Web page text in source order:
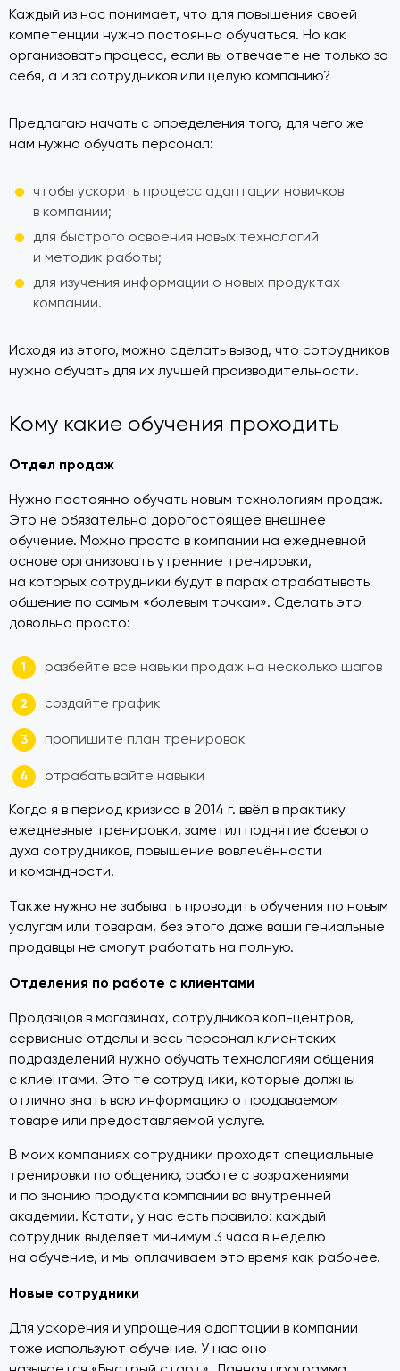
Каждый из нас понимает, что для повышения своей
компетенции нужно постоянно обучаться. Но как
организовать процесс, если вы отвечаете не только за
себя, а и за сотрудников или целую компанию?
Предлагаю начать с определения того, для чего же
нам нужно обучать персонал:
чтобы ускорить процесс адаптации новичков
в компании;
для быстрого освоения новых технологий
и методик работы;
для изучения информации о новых продуктах
компании.
Исходя из этого, можно сделать вывод, что сотрудников
нужно обучать для их лучшей производительности.
Кому какие обучения проходить
Отдел продаж
Нужно постоянно обучать новым технологиям продаж.
Это не обязательно дорогостоящее внешнее
обучение. Можно просто в компании на ежедневной
основе организовать утренние тренировки,
на которых сотрудники будут в парах отрабатывать
общение по самым «болевым точкам». Сделать это
довольно просто:
разбейте все навыки продаж на несколько шагов
создайте график
пропишите план тренировок
отрабатывайте навыки
Когда я в период кризиса в 2014 г. ввёл в практику
ежедневные тренировки, заметил поднятие боевого
духа сотрудников, повышение вовлечённости
и командности.
Также нужно не забывать проводить обучения по новым
услугам или товарам, без этого даже ваши гениальные
продавцы не смогут работать на полную.
Отделения по работе с клиентами
Продавцов в магазинах, сотрудников кол-центров,
сервисные отделы и весь персонал клиентских
подразделений нужно обучать технологиям общения
с клиентами. Это те сотрудники, которые должны
отлично знать всю информацию о продаваемом
товаре или предоставляемой услуге.
В моих компаниях сотрудники проходят специальные
тренировки по общению, работе с возражениями
и по знанию продукта компании во внутренней
академии. Кстати, у нас есть правило: каждый
сотрудник выделяет минимум 3 часа в неделю
на обучение, и мы оплачиваем это время как рабочее.
Новые сотрудники
Для ускорения и упрощения адаптации в компании
тоже используют обучение. У нас оно